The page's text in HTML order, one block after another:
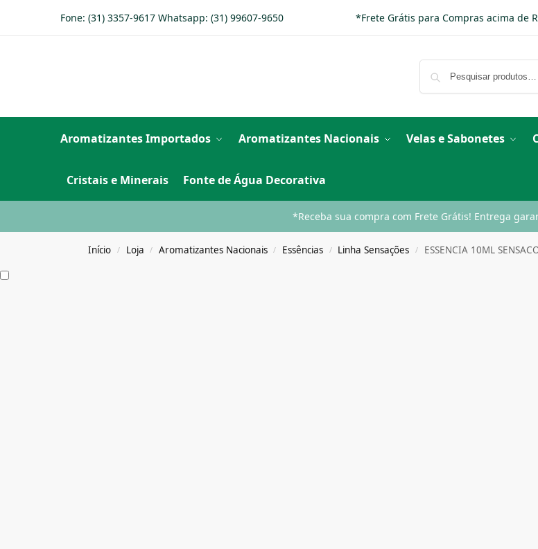
Fone: (31) 3357-9617 Whatsapp: (31) 99607-9650 *Frete Grátis para Compras acima de
Aromatizantes Importados Aromatizantes Nacionais Velas e Sabonetes
Cristais e Minerais Fonte de Água Decorativa
*Receba sua compra com Frete Grátis! Entrega
Início / Loja / Aromatizantes Nacionais / Essências / Linha Sensações / ESSENCIA 10ML